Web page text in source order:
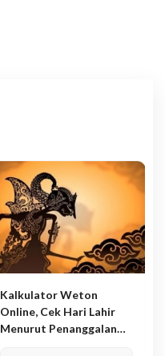
Kalkulator Weton
Online, Cek Hari Lahir
Menurut Penanggalan